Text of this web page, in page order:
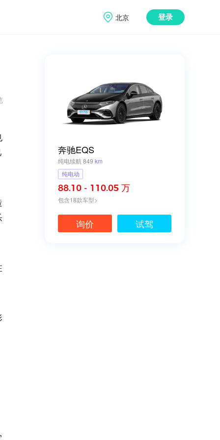
北京 登录
奔驰EQS
纯电续航 849 km
纯电动
88.10 - 110.05 万
包含18款车型>
询价 试驾